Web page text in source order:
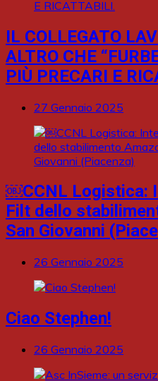
IL COLLEGATO
ALTRO CHE
PIÙ PRECARI E
27 Gennaio 2025
￼CCNL Logistica:
Filt dello
San Giovanni
26 Gennaio 2025
Ciao Stephen!
26 Gennaio 2025